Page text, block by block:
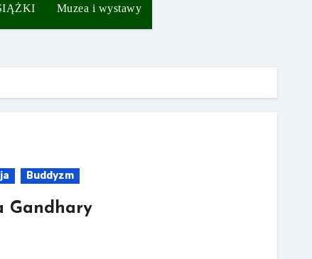
Muzea i wystawy
Buddyzm
Gandhary